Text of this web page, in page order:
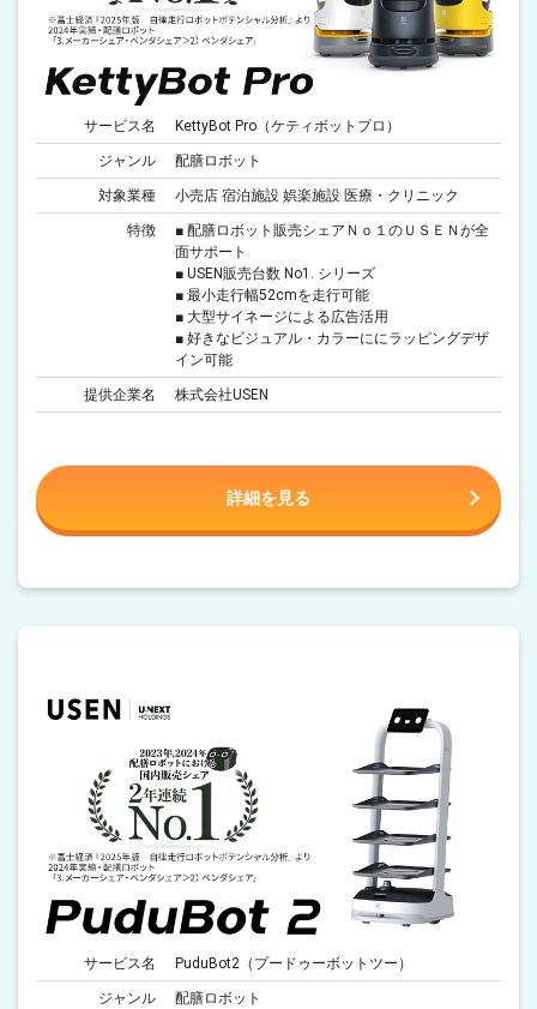
サービス名 KettyBot Pro（ケティボットプロ）
ジャンル 配膳ロボット
対象業種 小売店 宿泊施設 娯楽施設 医療・クリニック
特徴
■ 配膳ロボット販売シェアＮｏ１のＵＳＥＮが全
面サポート
■ USEN販売台数 No1. シリーズ
■ 最小走行幅52cmを走行可能
■ 大型サイネージによる広告活用
■ 好きなビジュアル・カラーににラッピングデザ
イン可能
提供企業名 株式会社USEN
詳細を見る
サービス名 PuduBot2（プードゥーボットツー）
ジャンル 配膳ロボット